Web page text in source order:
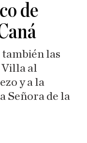
de
las
Villa al
y a la
Señora de la